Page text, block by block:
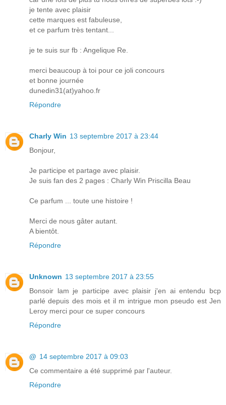
je tente avec plaisir
cette marques est fabuleuse,
et ce parfum très tentant...
je te suis sur fb : Angelique Re.
merci beaucoup à toi pour ce joli concours
et bonne journée
dunedin31(at)yahoo.fr
Répondre
Charly Win 13 septembre 2017 à 23:44
Bonjour,
Je participe et partage avec plaisir.
Je suis fan des 2 pages : Charly Win Priscilla Beau
Ce parfum ... toute une histoire !
Merci de nous gâter autant.
A bientôt.
Répondre
Unknown 13 septembre 2017 à 23:55
Bonsoir lam je participe avec plaisir j'en ai entendu bcp
parlé depuis des mois et il m intrigue mon pseudo est Jen
Leroy merci pour ce super concours
Répondre
@ 14 septembre 2017 à 09:03
Ce commentaire a été supprimé par l'auteur.
Répondre